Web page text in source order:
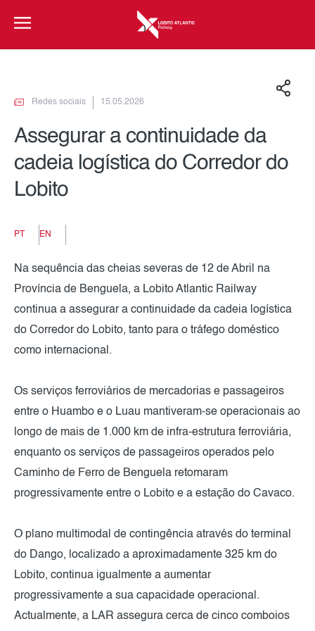
Redes sociais 15.05.2026
Assegurar a continuidade da
cadeia logística do Corredor do
Lobito
PT EN
Na sequência das cheias severas de 12 de Abril na
Província de Benguela, a Lobito Atlantic Railway
continua a assegurar a continuidade da cadeia logística
do Corredor do Lobito, tanto para o tráfego doméstico
como internacional.
Os serviços ferroviários de mercadorias e passageiros
entre o Huambo e o Luau mantiveram-se operacionais ao
longo de mais de 1.000 km de infra-estrutura ferroviária,
enquanto os serviços de passageiros operados pelo
Caminho de Ferro de Benguela retomaram
progressivamente entre o Lobito e a estação do Cavaco.
O plano multimodal de contingência através do terminal
do Dango, localizado a aproximadamente 325 km do
Lobito, continua igualmente a aumentar
progressivamente a sua capacidade operacional.
Actualmente, a LAR assegura cerca de cinco comboios